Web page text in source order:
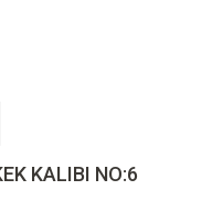
KALIBI NO:6